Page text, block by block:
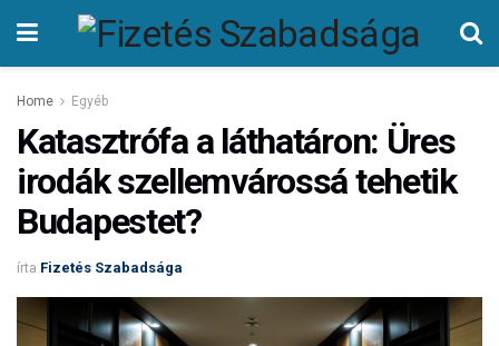
Home Egyéb
Katasztrófa a láthatáron: Üres
irodák szellemvárossá tehetik
Budapestet?
írta Fizetés Szabadsága